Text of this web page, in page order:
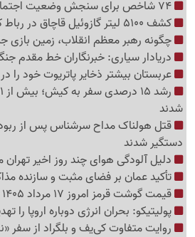
کشف 5100 لیتر گازوئیل قاچاق در رباط کریم
چگونه رهبر معظم انقلاب، زمین بازی
دریادار سیاری: خبرنگاران خط مقدم
عربستان بیشتر ذخایر پاتریوت خود را در 38 روز از دست داد
شدند
قتل هولناک مداح سرشناس پس از
دستگیر شدند
دلیل آلودگی هوای چند روز اخیر
تأکید عمان بر فضای مثبت و سازنده
قیمت گوشت قرمز امروز 17 مرداد 1405 + جدول قیمت ها
پولیتیکو: بحران انرژی دوباره اروپا را
روایت متفاوت کی‌یف و بلگراد از سفر